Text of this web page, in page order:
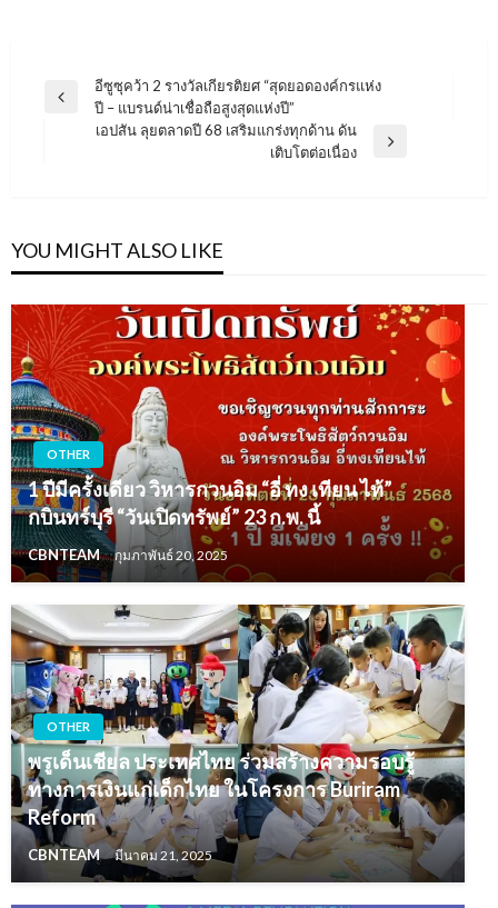
แนะแนว
Previous
อีซูซุคว้า 2 รางวัลเกียรติยศ “สุดยอดองค์กรแห่ง
ปี – แบรนด์น่าเชื่อถือสูงสุดแห่งปี”
เอปสัน ลุยตลาดปี 68 เสริมแกร่งทุกด้าน ดัน
เติบโตต่อเนื่อง
YOU MIGHT ALSO LIKE
OTHER
1 ปีมีครั้งเดียว วิหารกวนอิม “อี่ ทง เทียน ไท้”
กบินทร์บุรี “วันเปิดทรัพย์” 23 ก.พ. นี้
CBNTEAM กุมภาพันธ์ 20, 2025
OTHER
พรูเด็นเชียล ประเทศไทย ร่วมสร้างความรอบรู้
ทางการเงินแก่เด็กไทย ในโครงการ Buriram
Reform
CBNTEAM มีนาคม 21, 2025